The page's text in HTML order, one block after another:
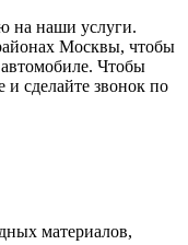
на наши услуги.
Москвы, чтобы
Чтобы
и сделайте звонок по
материалов,